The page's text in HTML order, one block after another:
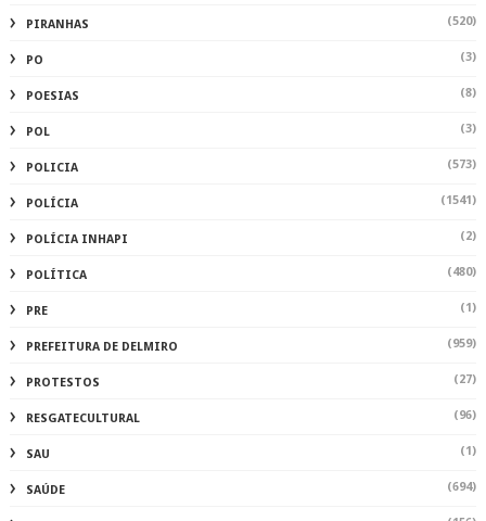
PIRANHAS (520)
PO (3)
POESIAS (8)
POL (3)
POLICIA (573)
POLÍCIA (1541)
POLÍCIA INHAPI (2)
POLÍTICA (480)
PRE (1)
PREFEITURA DE DELMIRO (959)
PROTESTOS (27)
RESGATECULTURAL (96)
SAU (1)
SAÚDE (694)